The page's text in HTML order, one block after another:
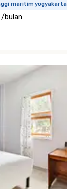
maritim yogyakarta
/bulan